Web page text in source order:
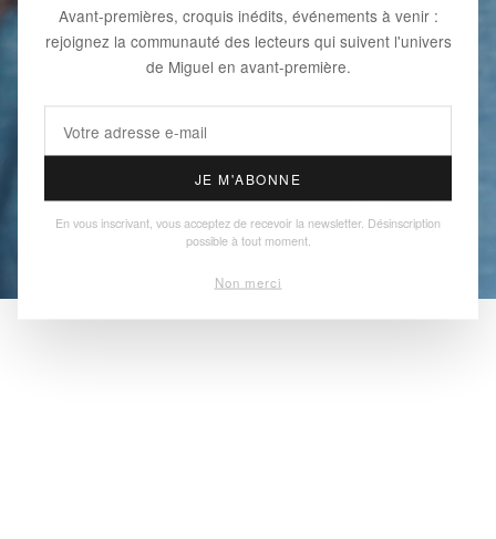
Avant-premières, croquis inédits, événements à venir :
rejoignez la communauté des lecteurs qui suivent l'univers
de Miguel en avant-première.
JE M'ABONNE
En vous inscrivant, vous acceptez de recevoir la newsletter. Désinscription
possible à tout moment.
Non merci